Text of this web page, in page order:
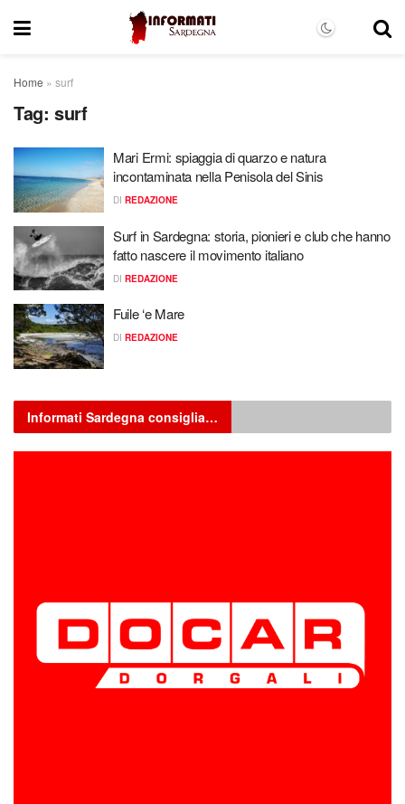
Home » surf
Tag: surf
Mari Ermi: spiaggia di quarzo e natura
incontaminata nella Penisola del Sinis
DI REDAZIONE
Surf in Sardegna: storia, pionieri e club che hanno
fatto nascere il movimento italiano
DI REDAZIONE
Fuile ‘e Mare
DI REDAZIONE
Informati Sardegna consiglia…